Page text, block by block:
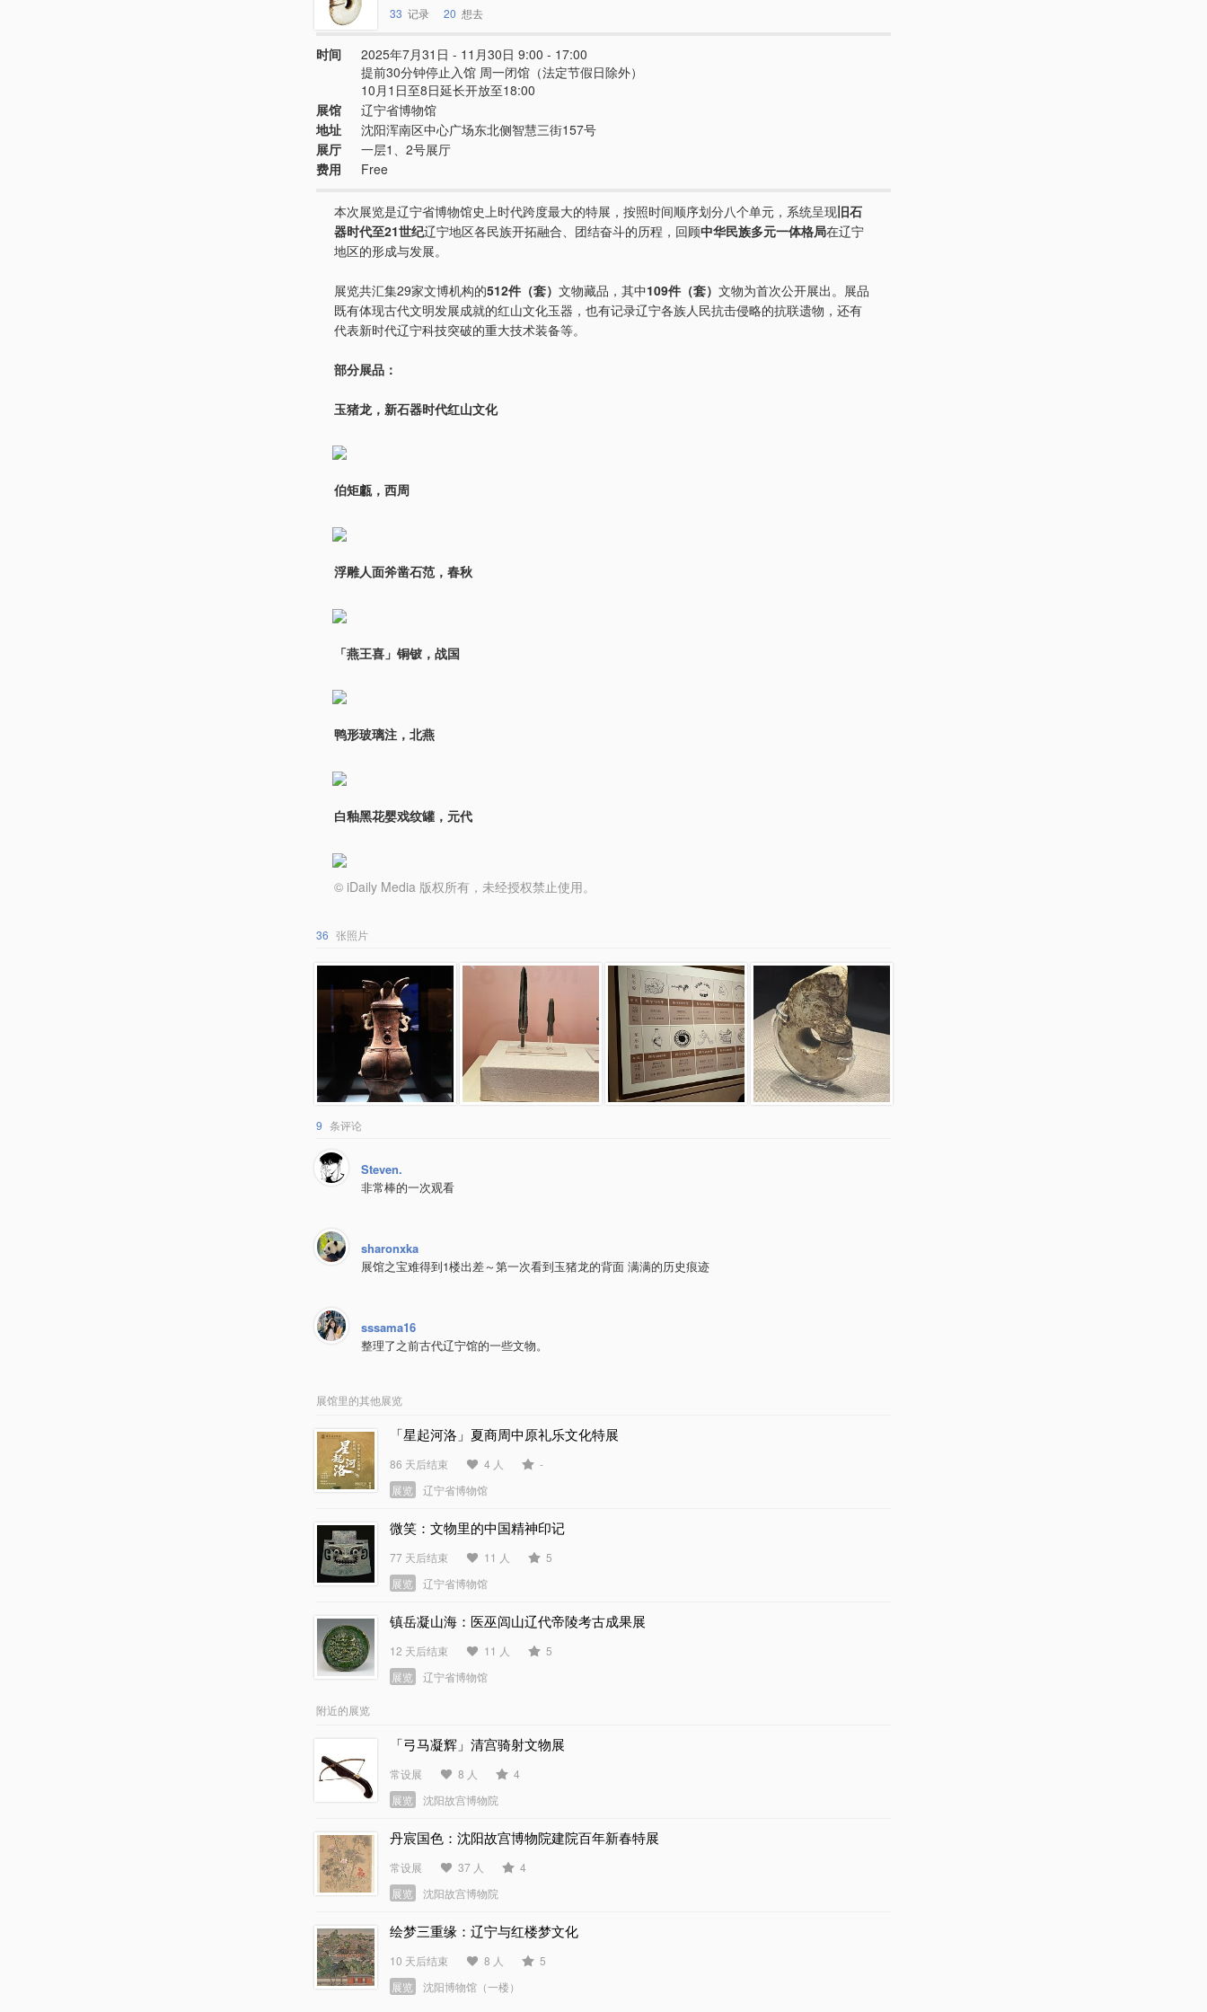
33 记录 20 想去
时间
2025年7月31日 - 11月30日 9:00 - 17:00
提前30分钟停止入馆 周一闭馆（法定节假日除外）
10月1日至8日延长开放至18:00
展馆
辽宁省博物馆
地址
沈阳浑南区中心广场东北侧智慧三街157号
展厅
一层1、2号展厅
费用
Free
本次展览是辽宁省博物馆史上时代跨度最大的特展，按照时间顺序划分八个单元，系统呈现旧石
器时代至21世纪辽宁地区各民族开拓融合、团结奋斗的历程，回顾中华民族多元一体格局在辽宁
地区的形成与发展。
展览共汇集29家文博机构的512件（套） 文物藏品，其中109件（套） 文物为首次公开展出。展品
既有体现古代文明发展成就的红山文化玉器，也有记录辽宁各族人民抗击侵略的抗联遗物，还有
代表新时代辽宁科技突破的重大技术装备等。
部分展品：
玉猪龙，新石器时代红山文化
伯矩甗，西周
浮雕人面斧凿石范，春秋
「燕王喜」铜铍，战国
鸭形玻璃注，北燕
白釉黑花婴戏纹罐，元代
© iDaily Media 版权所有，未经授权禁止使用。
36 张照片
9 条评论
Steven.
非常棒的一次观看
sharonxka
展馆之宝难得到1楼出差～第一次看到玉猪龙的背面 满满的历史痕迹
sssama16
整理了之前古代辽宁馆的一些文物。
展馆里的其他展览
「星起河洛」夏商周中原礼乐文化特展
86 天后结束 4 人
-
展览
辽宁省博物馆
微笑：文物里的中国精神印记
77 天后结束 11 人
5
展览
辽宁省博物馆
镇岳凝山海：医巫闾山辽代帝陵考古成果展
12 天后结束 11 人
5
展览
辽宁省博物馆
附近的展览
「弓马凝辉」清宫骑射文物展
常设展 8 人
4
展览
沈阳故宫博物院
丹宸国色：沈阳故宫博物院建院百年新春特展
常设展 37 人
4
展览
沈阳故宫博物院
绘梦三重缘：辽宁与红楼梦文化
10 天后结束 8 人
5
展览
沈阳博物馆（一楼）